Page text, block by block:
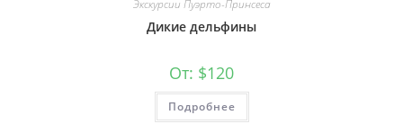
Экскурсии Пуэрто-Принсеса
Дикие дельфины
От: $120
Подробнее